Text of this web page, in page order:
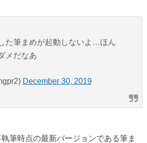
た筆まめが起動しないよ…ほん
メだなあ
December 30, 2019
筆時点の最新バージョンである筆ま